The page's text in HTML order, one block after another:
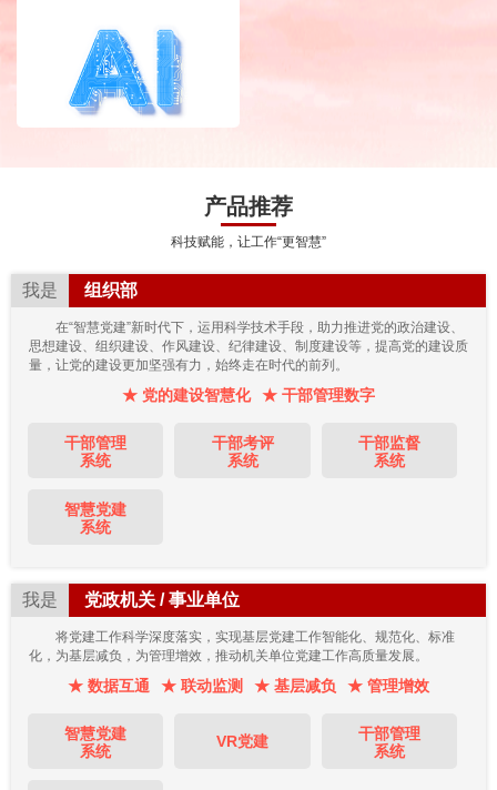
产品推荐
科技赋能，让工作“更智慧”
我是 组织部
在“智慧党建”新时代下，运用科学技术手段，助力推进党的政治建设、
思想建设、组织建设、作风建设、纪律建设、制度建设等，提高党的建设质
量，让党的建设更加坚强有力，始终走在时代的前列。
★ 党的建设智慧化 ★ 干部管理数字
干部管理
系统
干部考评
系统
干部监督
系统
智慧党建
系统
我是 党政机关 / 事业单位
将党建工作科学深度落实，实现基层党建工作智能化、规范化、标准
化，为基层减负，为管理增效，推动机关单位党建工作高质量发展。
★ 数据互通 ★ 联动监测 ★ 基层减负 ★ 管理增效
智慧党建
系统
VR党建
干部管理
系统